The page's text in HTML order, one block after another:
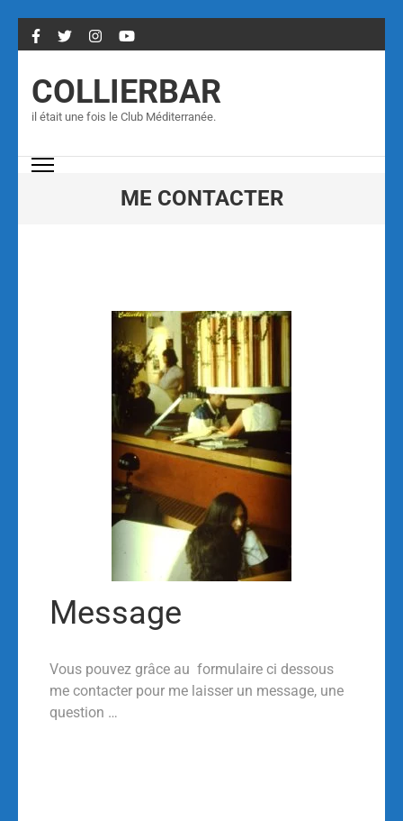
COLLIERBAR
il était une fois le Club Méditerranée.
ME CONTACTER
Message
Vous pouvez grâce au formulaire ci dessous
me contacter pour me laisser un message, une
question …